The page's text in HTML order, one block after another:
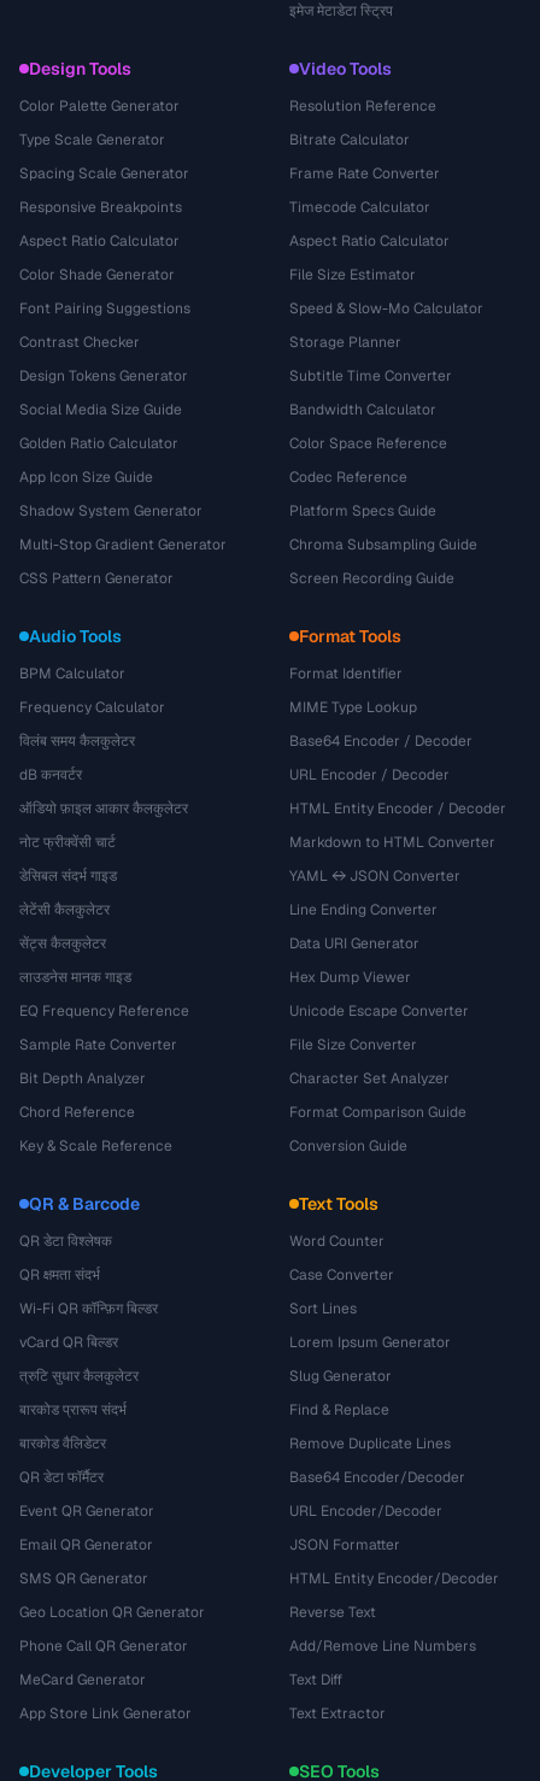
इमेज मेटाडेटा स्ट्रिप
Design Tools
Color Palette Generator
Type Scale Generator
Spacing Scale Generator
Responsive Breakpoints
Aspect Ratio Calculator
Color Shade Generator
Font Pairing Suggestions
Contrast Checker
Design Tokens Generator
Social Media Size Guide
Golden Ratio Calculator
App Icon Size Guide
Shadow System Generator
Multi-Stop Gradient Generator
CSS Pattern Generator
Video Tools
Resolution Reference
Bitrate Calculator
Frame Rate Converter
Timecode Calculator
Aspect Ratio Calculator
File Size Estimator
Speed & Slow-Mo Calculator
Storage Planner
Subtitle Time Converter
Bandwidth Calculator
Color Space Reference
Codec Reference
Platform Specs Guide
Chroma Subsampling Guide
Screen Recording Guide
Audio Tools
BPM Calculator
Frequency Calculator
विलंब समय कैलकुलेटर
dB कनवर्टर
ऑडियो फ़ाइल आकार कैलकुलेटर
नोट फ्रीक्वेंसी चार्ट
डेसिबल संदर्भ गाइड
लेटेंसी कैलकुलेटर
सेंट्स कैलकुलेटर
लाउडनेस मानक गाइड
EQ Frequency Reference
Sample Rate Converter
Bit Depth Analyzer
Chord Reference
Key & Scale Reference
Format Tools
Format Identifier
MIME Type Lookup
Base64 Encoder / Decoder
URL Encoder / Decoder
HTML Entity Encoder / Decoder
Markdown to HTML Converter
YAML ↔ JSON Converter
Line Ending Converter
Data URI Generator
Hex Dump Viewer
Unicode Escape Converter
File Size Converter
Character Set Analyzer
Format Comparison Guide
Conversion Guide
QR & Barcode
QR डेटा विश्लेषक
QR क्षमता संदर्भ
Wi-Fi QR कॉन्फ़िग बिल्डर
vCard QR बिल्डर
त्रुटि सुधार कैलकुलेटर
बारकोड प्रारूप संदर्भ
बारकोड वैलिडेटर
QR डेटा फॉर्मैटर
Event QR Generator
Email QR Generator
SMS QR Generator
Geo Location QR Generator
Phone Call QR Generator
MeCard Generator
App Store Link Generator
Text Tools
Word Counter
Case Converter
Sort Lines
Lorem Ipsum Generator
Slug Generator
Find & Replace
Remove Duplicate Lines
Base64 Encoder/Decoder
URL Encoder/Decoder
JSON Formatter
HTML Entity Encoder/Decoder
Reverse Text
Add/Remove Line Numbers
Text Diff
Text Extractor
Developer Tools SEO Tools